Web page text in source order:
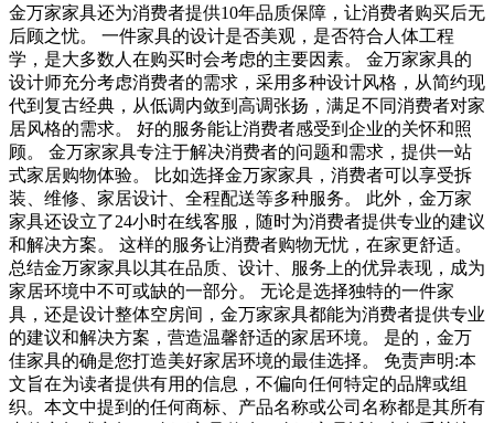
金万家家具还为消费者提供10年品质保障，让消费者购买后无
后顾之忧。 一件家具的设计是否美观，是否符合人体工程
学，是大多数人在购买时会考虑的主要因素。 金万家家具的
设计师充分考虑消费者的需求，采用多种设计风格，从简约现
代到复古经典，从低调内敛到高调张扬，满足不同消费者对家
居风格的需求。 好的服务能让消费者感受到企业的关怀和照
顾。 金万家家具专注于解决消费者的问题和需求，提供一站
式家居购物体验。 比如选择金万家家具，消费者可以享受拆
装、维修、家居设计、全程配送等多种服务。 此外，金万家
家具还设立了24小时在线客服，随时为消费者提供专业的建议
和解决方案。 这样的服务让消费者购物无忧，在家更舒适。
总结金万家家具以其在品质、设计、服务上的优异表现，成为
家居环境中不可或缺的一部分。 无论是选择独特的一件家
具，还是设计整体空房间，金万家家具都能为消费者提供专业
的建议和解决方案，营造温馨舒适的家居环境。 是的，金万
佳家具的确是您打造美好家居环境的最佳选择。 免责声明:本
文旨在为读者提供有用的信息，不偏向任何特定的品牌或组
织。本文中提到的任何商标、产品名称或公司名称都是其所有